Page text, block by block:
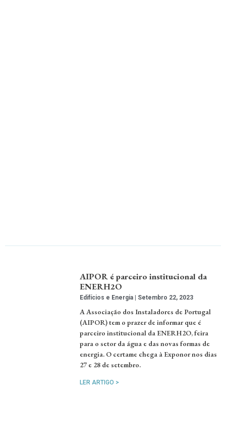
AIPOR é parceiro institucional da
ENERH2O
Edifícios e Energia Setembro 22, 2023
A Associação dos Instaladores de Portugal
(AIPOR) tem o prazer de informar que é
parceiro institucional da ENERH2O, feira
para o setor da água e das novas formas de
energia. O certame chega à Exponor nos dias
27 e 28 de setembro.
LER ARTIGO >